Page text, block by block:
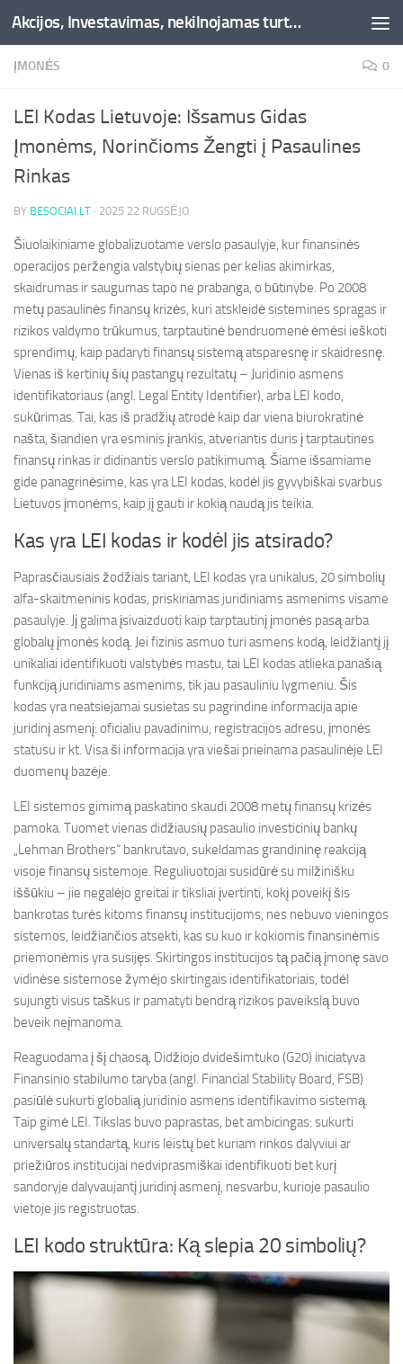
Skip to content Akcijos, Investavimas, nekilnojamas turtas, kriptovaliutos - Besociai.lt
ĮMONĖS 0
LEI Kodas Lietuvoje: Išsamus Gidas
Įmonėms, Norinčioms Žengti į Pasaulines
Rinkas
BY BESOCIAI.LT · 2025 22 RUGSĖJO
Šiuolaikiniame globalizuotame verslo pasaulyje, kur finansinės
operacijos peržengia valstybių sienas per kelias akimirkas,
skaidrumas ir saugumas tapo ne prabanga, o būtinybe. Po 2008
metų pasaulinės finansų krizės, kuri atskleidė sistemines spragas ir
rizikos valdymo trūkumus, tarptautinė bendruomenė ėmėsi ieškoti
sprendimų, kaip padaryti finansų sistemą atsparesnę ir skaidresnę.
Vienas iš kertinių šių pastangų rezultatų – Juridinio asmens
identifikatoriaus (angl. Legal Entity Identifier), arba LEI kodo,
sukūrimas. Tai, kas iš pradžių atrodė kaip dar viena biurokratinė
našta, šiandien yra esminis įrankis, atveriantis duris į tarptautines
finansų rinkas ir didinantis verslo patikimumą. Šiame išsamiame
gide panagrinėsime, kas yra LEI kodas, kodėl jis gyvybiškai svarbus
Lietuvos įmonėms, kaip jį gauti ir kokią naudą jis teikia.
Kas yra LEI kodas ir kodėl jis atsirado?
Paprasčiausiais žodžiais tariant, LEI kodas yra unikalus, 20 simbolių
alfa-skaitmeninis kodas, priskiriamas juridiniams asmenims visame
pasaulyje. Jį galima įsivaizduoti kaip tarptautinį įmonės pasą arba
globalų įmonės kodą. Jei fizinis asmuo turi asmens kodą, leidžiantį jį
unikaliai identifikuoti valstybės mastu, tai LEI kodas atlieka panašią
funkciją juridiniams asmenims, tik jau pasauliniu lygmeniu. Šis
kodas yra neatsiejamai susietas su pagrindine informacija apie
juridinį asmenį: oficialiu pavadinimu, registracijos adresu, įmonės
statusu ir kt. Visa ši informacija yra viešai prieinama pasaulinėje LEI
duomenų bazėje.
LEI sistemos gimimą paskatino skaudi 2008 metų finansų krizės
pamoka. Tuomet vienas didžiausių pasaulio investicinių bankų
„Lehman Brothers“ bankrutavo, sukeldamas grandininę reakciją
visoje finansų sistemoje. Reguliuotojai susidūrė su milžinišku
iššūkiu – jie negalėjo greitai ir tiksliai įvertinti, kokį poveikį šis
bankrotas turės kitoms finansų institucijoms, nes nebuvo vieningos
sistemos, leidžiančios atsekti, kas su kuo ir kokiomis finansinėmis
priemonėmis yra susijęs. Skirtingos institucijos tą pačią įmonę savo
vidinėse sistemose žymėjo skirtingais identifikatoriais, todėl
sujungti visus taškus ir pamatyti bendrą rizikos paveikslą buvo
beveik neįmanoma.
Reaguodama į šį chaosą, Didžiojo dvidešimtuko (G20) iniciatyva
Finansinio stabilumo taryba (angl. Financial Stability Board, FSB)
pasiūlė sukurti globalią juridinio asmens identifikavimo sistemą.
Taip gimė LEI. Tikslas buvo paprastas, bet ambicingas: sukurti
universalų standartą, kuris leistų bet kuriam rinkos dalyviui ar
priežiūros institucijai nedviprasmiškai identifikuoti bet kurį
sandoryje dalyvaujantį juridinį asmenį, nesvarbu, kurioje pasaulio
vietoje jis registruotas.
LEI kodo struktūra: Ką slepia 20 simbolių?